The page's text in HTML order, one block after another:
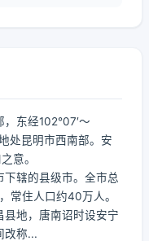
东经102°07′～
处昆明市西南部。安
意。
辖的县级市。全市总
常住人口约40万人。
县地，唐南诏时设安宁
改称...